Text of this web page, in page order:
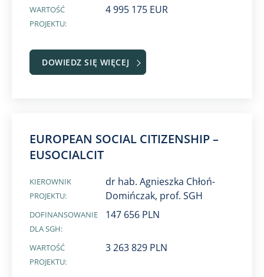
WARTOŚĆ
PROJEKTU:
4 995 175 EUR
DOWIEDZ SIĘ WIĘCEJ
EUROPEAN SOCIAL CITIZENSHIP –
EUSOCIALCIT
KIEROWNIK
PROJEKTU:
dr hab. Agnieszka Chłoń-
Domińczak, prof. SGH
DOFINANSOWANIE
DLA SGH:
147 656 PLN
WARTOŚĆ
PROJEKTU:
3 263 829 PLN